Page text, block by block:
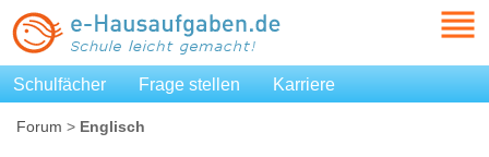
Schulfächer Frage stellen Karriere
Forum > Englisch